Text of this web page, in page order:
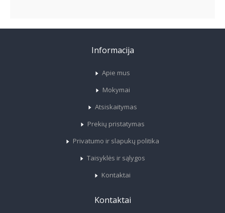
Informacija
Apie mus
Mokymai
Atsiskaitymas
Prekių pristatymas
Privatumo ir slapukų politika
Taisyklės ir sąlygos
Kontaktai
Kontaktai